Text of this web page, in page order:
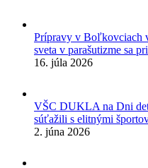
Prípravy v Boľkovciach
sveta v parašutizme sa
16. júla 2026
VŠC DUKLA na Dni
súťažili s elitnými
2. júna 2026